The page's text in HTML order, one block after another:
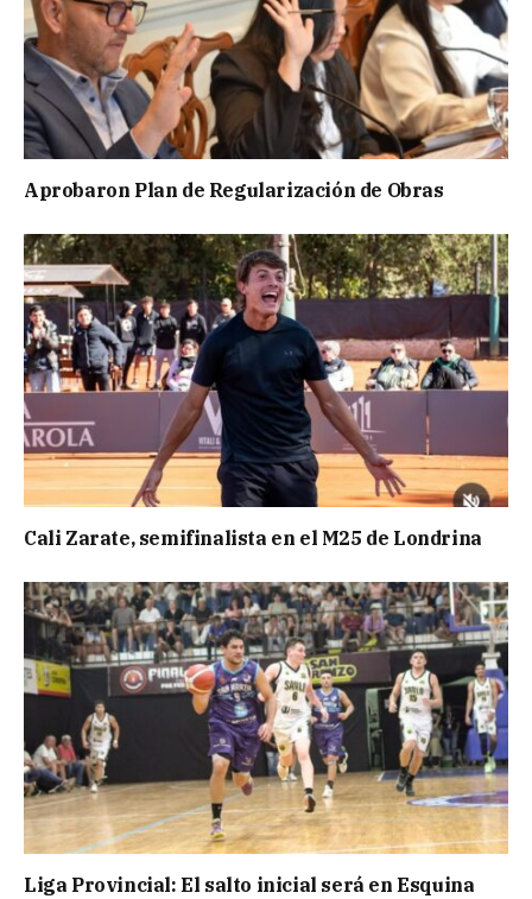
Aprobaron Plan de Regularización de Obras
Cali Zarate, semifinalista en el M25 de Londrina
Liga Provincial: El salto inicial será en Esquina